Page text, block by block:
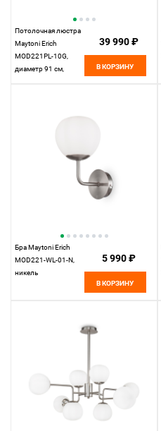
Потолочная люстра
Maytoni Erich
MOD221PL-10G,
диаметр 91 см,
39 990 ₽
В КОРЗИНУ
Бра Maytoni Erich
MOD221-WL-01-N,
никель
5 990 ₽
В КОРЗИНУ